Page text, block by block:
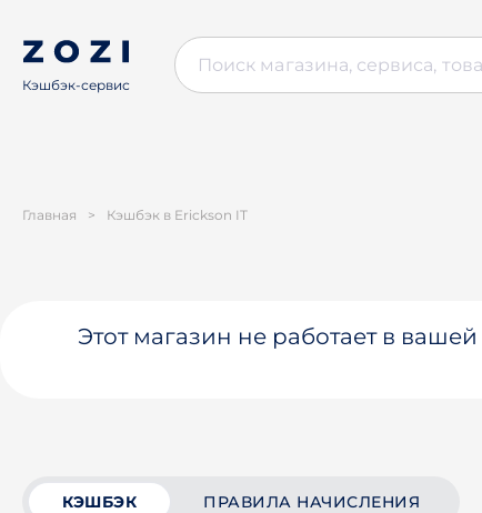
Кэшбэк-сервис
Главная > Кэшбэк в Erickson IT
Этот магазин не работает в
КЭШБЭК ПРАВИЛА НАЧИСЛЕНИЯ